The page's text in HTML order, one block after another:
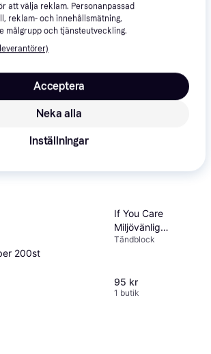
100 Pack
30 kr
2 butiker
200st
If You Care
Miljövänlig
Braständare 72 st
Tändblock
95 kr
1 butik
att välja reklam. Personanpassad
reklam- och innehållsmätning,
målgrupp och tjänsteutveckling.
Neka alla
Acceptera
Inställningar